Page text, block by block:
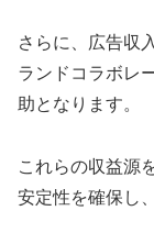
さらに、広告収
ランドコラボレ
助となります。
これらの収益源
安定性を確保し